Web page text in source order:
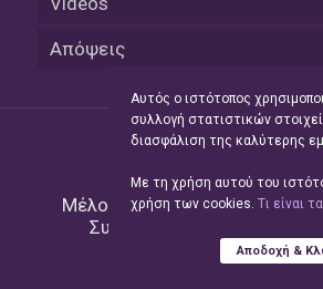
Απόψεις
Μέλος του Δικτύου τηςHellas
Συντήρηση και Ανάπτυξη
Αυτός ο ιστότοπος
συλλογή στατιστικών
διασφάλιση της καλύτερης
Με τη χρήση αυτού του
χρήση των cookies. Tι είναι
Αποδοχή &